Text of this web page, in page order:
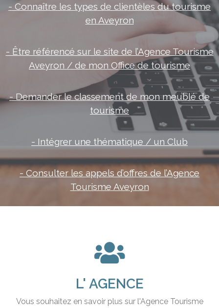
- Connaître les types de clientèles du tourisme
en Aveyron
- Être référencé sur le site de l’Agence Tourisme
Aveyron / de mon Office de tourisme
- Demander le classement de mon meublé de
tourisme
- Intégrer une thématique / un Club
- Consulter les appels d’offres de l’Agence
Tourisme Aveyron
L' AGENCE
Vous souhaitez en savoir plus sur l'Agence Tourisme